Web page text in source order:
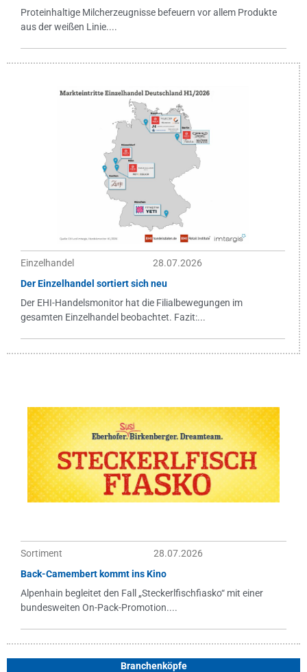
Proteinhaltige Milcherzeugnisse befeuern vor allem Produkte
aus der weißen Linie....
Einzelhandel
28.07.2026
Der Einzelhandel sortiert sich neu
Der EHI-Handelsmonitor hat die Filialbewegungen im
gesamten Einzelhandel beobachtet. Fazit:...
Sortiment
28.07.2026
Back-Camembert kommt ins Kino
Alpenhain begleitet den Fall „Steckerlfischfiasko“ mit einer
bundesweiten On-Pack-Promotion....
Branchenköpfe